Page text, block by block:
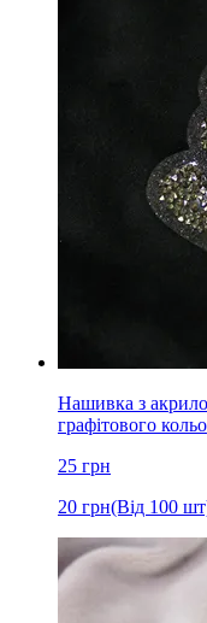
Нашивка з
графітового
25 грн
20 грн(Від 100